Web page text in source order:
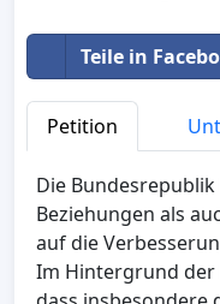
Teile in
Petition
Die
Beziehungen als
auf die
Im Hintergrund der